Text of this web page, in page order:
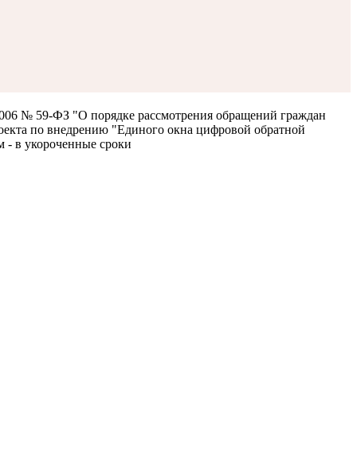
№ 59-ФЗ "О порядке рассмотрения обращений граждан
по внедрению "Единого окна цифровой обратной
- в укороченные сроки